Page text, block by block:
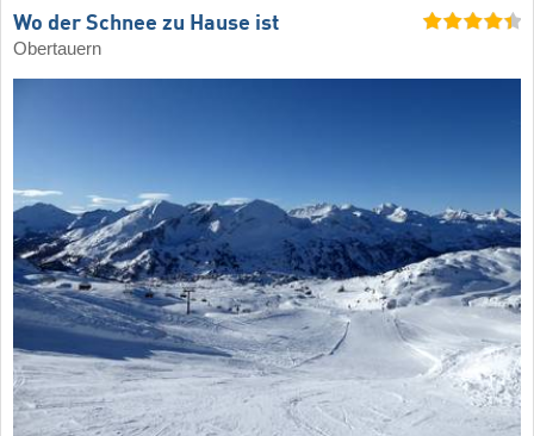
Wo der Schnee zu Hause ist
Obertauern